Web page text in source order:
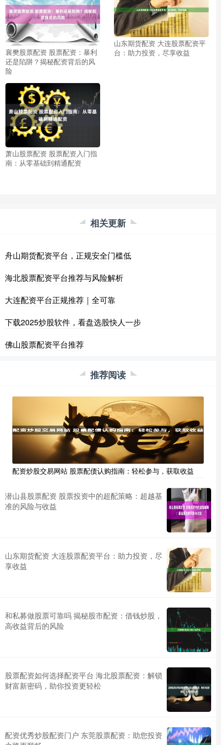
襄樊股票配资 股票配资：暴利
还是陷阱？揭秘配资背后的风
险
山东期货配资 大连股票配资平
台：助力投资，尽享收益
萧山股票配资 股票配资入门指
南：从零基础到精通配资
相关更新
舟山期货配资平台，正规安全门槛低
海北股票配资平台推荐与风险解析
大连配资平台正规推荐｜全可靠
下载2025炒股软件，看盘选股快人一步
佛山股票配资平台推荐
推荐阅读
配资炒股交易网站 股票配债认购指南：轻松参与，获取收益
潜山县股票配资 股票投资中的超配策略：超越基
准的风险与收益
山东期货配资 大连股票配资平台：助力投资，尽
享收益
和私募做股票可靠吗 揭秘股市配资：借钱炒股，
高收益背后的风险
股票配资如何选择配资平台 海北股票配资：解锁
财富新密码，助你投资更轻松
配资优秀炒股配资门户 东莞股票配资：助您投资